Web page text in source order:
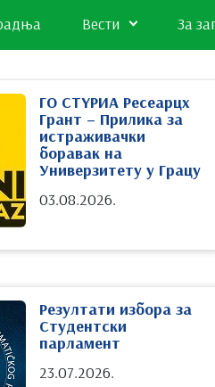
Вести За
ГО СТYРИА Ресеарцх
Грант – Прилика за
истраживачки
боравак на
Универзитету у Грацу
03.08.2026.
Резултати избора за
Студентски
парламент
23.07.2026.